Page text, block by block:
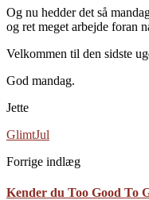
Og nu hedder det så
og ret meget arbejde foran
Velkommen til den sidste
God mandag.
Jette
GlimtJul
Forrige indlæg
Kender du Too Good To